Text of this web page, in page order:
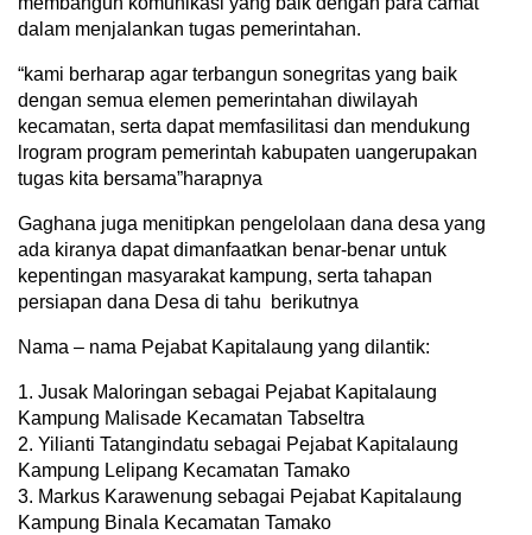
dalam menjalankan tugas pemerintahan.
“kami berharap agar terbangun sonegritas yang baik
dengan semua elemen pemerintahan diwilayah
kecamatan, serta dapat memfasilitasi dan mendukung
lrogram program pemerintah kabupaten uangerupakan
tugas kita bersama”harapnya
Gaghana juga menitipkan pengelolaan dana desa yang
ada kiranya dapat dimanfaatkan benar-benar untuk
kepentingan masyarakat kampung, serta tahapan
persiapan dana Desa di tahu berikutnya
Nama – nama Pejabat Kapitalaung yang dilantik:
1. Jusak Maloringan sebagai Pejabat Kapitalaung
Kampung Malisade Kecamatan Tabseltra
2. Yilianti Tatangindatu sebagai Pejabat Kapitalaung
Kampung Lelipang Kecamatan Tamako
3. Markus Karawenung sebagai Pejabat Kapitalaung
Kampung Binala Kecamatan Tamako